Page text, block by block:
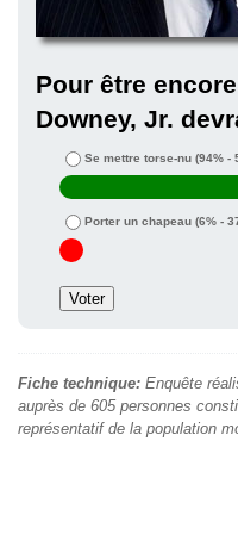
Pour être
Downey, Jr.
Se mettre torse-nu (94% -
Porter un chapeau (6% -
Fiche technique: Enquête
auprès de 605 personnes
représentatif de la population